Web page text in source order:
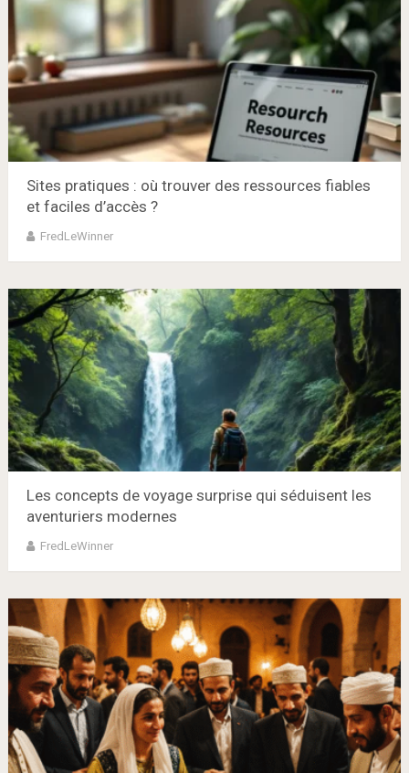
Sites pratiques : où trouver des ressources fiables
et faciles d’accès ?
FredLeWinner
Les concepts de voyage surprise qui séduisent les
aventuriers modernes
FredLeWinner